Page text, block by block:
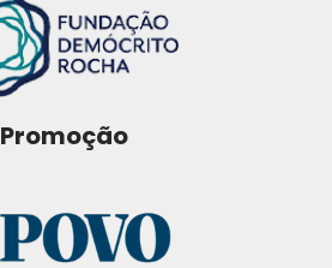
Promoção